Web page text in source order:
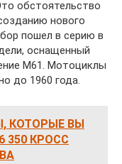
обстоятельство
нового
пошел в серию в
оснащенный
М61. Мотоциклы
до 1960 года.
КОТОРЫЕ ВЫ
350 КРОСС